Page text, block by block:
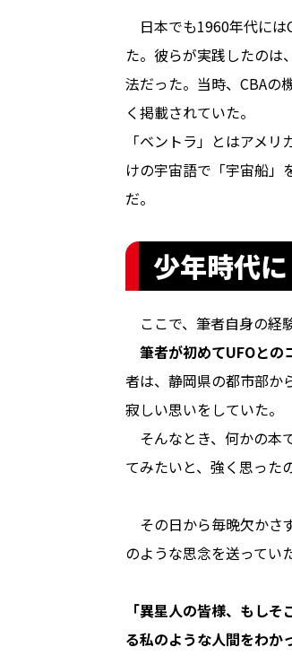
日本でも1960年代には
た。彼らが実践したのは
法だった。当時、CBAの
く掲載されていた。
「ベントラ」とはアメ
けの宇宙語で「宇宙船」
だ。
少年時代
ここで、筆者自身の経
筆者が初めてUFOとの
者は、静岡県の都市部か
寂しい思いをしていた。
そんなとき、何かの本
てみたいと、強く思った
その日から毎晩欠かさ
のような思念を送ってい
「異星人の皆様、もし
る私のような人間をわか